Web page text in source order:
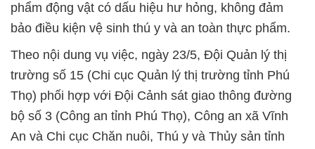
phẩm động vật có dấu hiệu hư hỏng, không đảm
bảo điều kiện vệ sinh thú y và an toàn thực phẩm.
Theo nội dung vụ việc, ngày 23/5, Đội Quản lý thị
trường số 15 (Chi cục Quản lý thị trường tỉnh Phú
Thọ) phối hợp với Đội Cảnh sát giao thông đường
bộ số 3 (Công an tỉnh Phú Thọ), Công an xã Vĩnh
An và Chi cục Chăn nuôi, Thú y và Thủy sản tỉnh